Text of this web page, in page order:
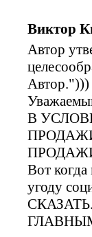
Виктор
Автор
Автор.")))
В
ПРОДАЖИ
Вот когда
угоду